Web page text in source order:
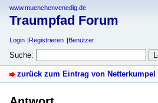
www.muenchenvenedig.de
Traumpfad Forum
Login Registrieren Benutzer
Suche:
zurück zum Eintrag von Netterkumpel